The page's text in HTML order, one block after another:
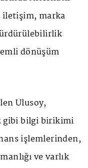
marka
dönüşüm
Ulusoy,
gibi bilgi birikimi
işlemlerinden,
ve varlık